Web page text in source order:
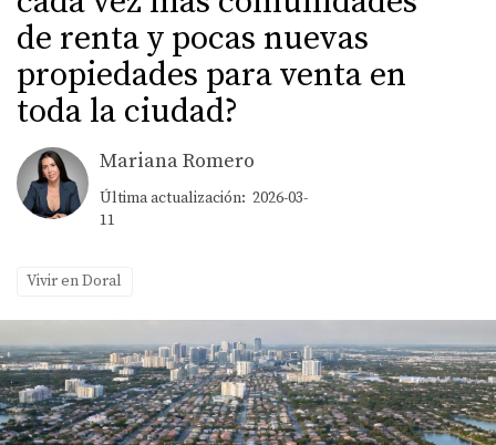
de renta y pocas nuevas
propiedades para venta en
toda la ciudad?
Mariana Romero
Última actualización: 2026-03-
11
Vivir en Doral